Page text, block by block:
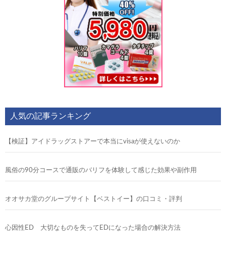
人気の記事ランキング
【検証】アイドラッグストアーで本当にvisaが使えないのか
風俗の90分コースで通販のバリフを体験して感じた効果や副作用
オオサカ堂のグループサイト【ベストイー】の口コミ・評判
心因性ED 大切なものを失ってEDになった場合の解決方法